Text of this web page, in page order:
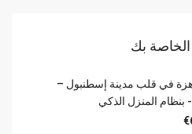
بك
في قلب مدينة إسطنبول –
المنزل الذكي